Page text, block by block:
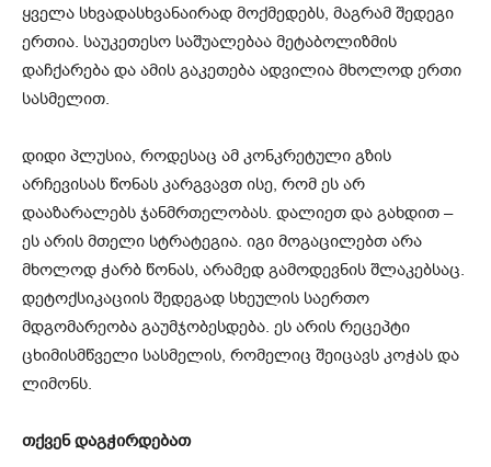
ყველა სხვადასხვანაირად მოქმედებს, მაგრამ შედეგი
ერთია. საუკეთესო საშუალებაა მეტაბოლიზმის
დაჩქარება და ამის გაკეთება ადვილია მხოლოდ ერთი
სასმელით.
დიდი პლუსია, როდესაც ამ კონკრეტული გზის
არჩევისას წონას კარგვავთ ისე, რომ ეს არ
დააზარალებს ჯანმრთელობას. დალიეთ და გახდით –
ეს არის მთელი სტრატეგია. იგი მოგაცილებთ არა
მხოლოდ ჭარბ წონას, არამედ გამოდევნის შლაკებსაც.
დეტოქსიკაციის შედეგად სხეულის საერთო
მდგომარეობა გაუმჯობესდება. ეს არის რეცეპტი
ცხიმისმწველი სასმელის, რომელიც შეიცავს კოჭას და
ლიმონს.
თქვენ დაგჭირდებათ